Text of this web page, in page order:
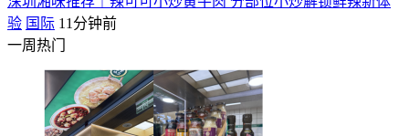
验 国际 11分钟前
一周热门